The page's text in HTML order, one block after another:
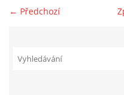
← Předchozí